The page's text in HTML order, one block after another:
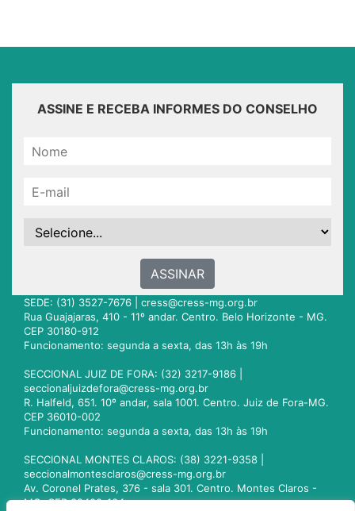
ASSINE E RECEBA INFORMES DO CONSELHO
ASSINAR
SEDE: (31) 3527-7676 | cress@cress-mg.org.br
Rua Guajajaras, 410 - 11º andar. Centro. Belo Horizonte - MG.
CEP 30180-912
Funcionamento: segunda a sexta, das 13h às 19h
SECCIONAL JUIZ DE FORA: (32) 3217-9186 |
seccionaljuizdefora@cress-mg.org.br
R. Halfeld, 651. 10º andar, sala 1001. Centro. Juiz de Fora-MG.
CEP 36010-002
Funcionamento: segunda a sexta, das 13h às 19h
SECCIONAL MONTES CLAROS: (38) 3221-9358 |
seccionalmontesclaros@cress-mg.org.br
Av. Coronel Prates, 376 - sala 301. Centro. Montes Claros -
MG. CEP 39400-104